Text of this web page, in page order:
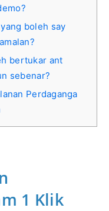
boleh say
bertukar ant
sebenar?
Perdaganga
1 Klik